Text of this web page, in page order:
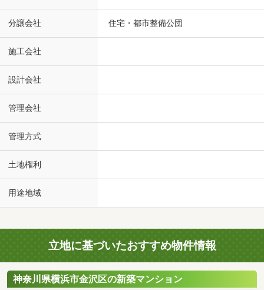
分譲会社 住宅・都市整備公団
施工会社
設計会社
管理会社
管理方式
土地権利
用途地域
立地に基づいたおすすめ物件情報
神奈川県横浜市金沢区の新築マンション